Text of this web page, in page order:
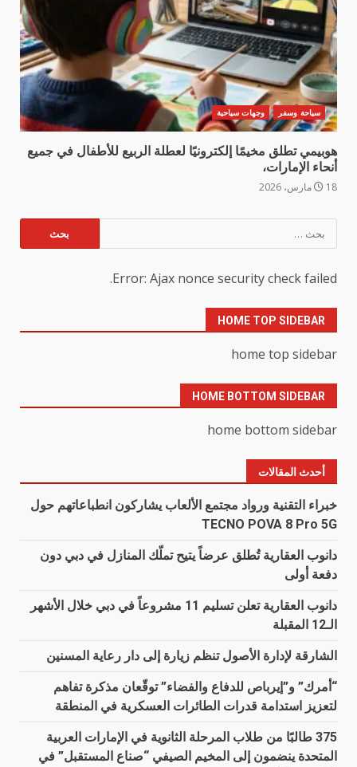
سياحة وسفر وجهات سياحية
هوبيمي تطلق مخيمًا إلكترونيًا لعطلة الربيع للأطفال في جميع
أنحاء الإمارات،
18 مارس، 2026
البحث
عن:
Error: Ajax nonce security check failed.
HOME TOP SIDEBAR
home top sidebar
HOME BOTTOM SIDEBAR
home bottom sidebar
أحدث المقالات
خبراء التقنية ورواد مجتمع الألعاب يشاركون انطباعاتهم حول
TECNO POVA 8 Pro 5G
دانوب العقارية تُطلق عرضاً يتيح تملّك المنازل في دبي دون
دفعة أولى
دانوب العقارية تعلن تسليم 11 مشروعاً في دبي خلال الأشهر
الـ12 المقبلة
الشارقة لإدارة الأصول تنظم زيارة إلى دار رعاية المسنين
“أمرك” و”إيرباص للدفاع والفضاء” توقّعان مذكرة تفاهم
لتعزيز استدامة قدرات الطائرات العسكرية في المنطقة
375 طالبًا من طلاب المرحلة الثانوية في الإمارات العربية
المتحدة ينضمون إلى المخيم الصيفي “صناع المستقبل” في